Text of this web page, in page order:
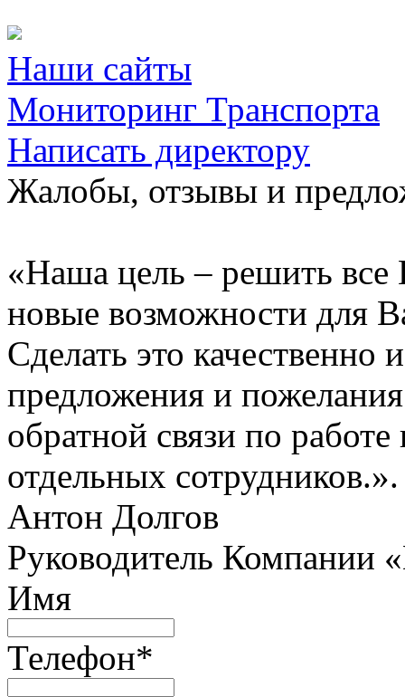
Наши сайты
Мониторинг Транспорта
Написать директору
Жалобы, отзывы и
«Наша цель – решить все
новые возможности для
Сделать это
предложения и
обратной связи по
отдельных сотрудников.».
Антон Долгов
Руководитель Компании
Имя
Телефон*